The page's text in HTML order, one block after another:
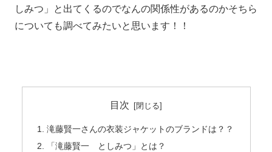
しみつ」と出てくるのでなんの関係性があるのかそちら
についても調べてみたいと思います！！
目次
滝藤賢一さんの衣装ジャケットのブランドは？？
「滝藤賢一 としみつ」とは？